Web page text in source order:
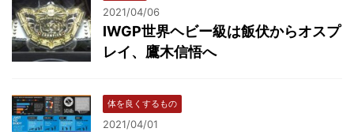
2021/04/06
IWGP世界ヘビー級は飯伏からオスプ
レイ、鷹木信悟へ
体を良くするもの
2021/04/01